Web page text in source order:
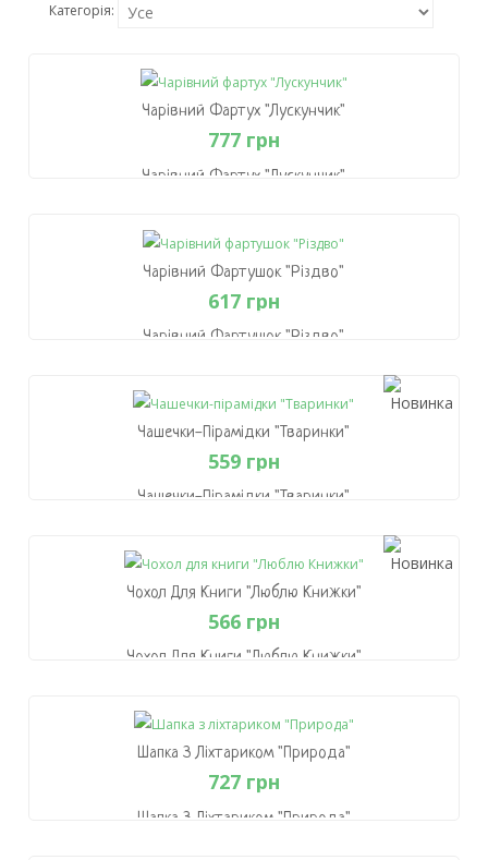
Категорія:
Чарівний Фартух "Лускунчик"
777 грн
Чарівний Фартух "Лускунчик"
В Кошик
Чарівний Фартушок "Різдво"
617 грн
Чарівний Фартушок "Різдво"
В Кошик
Чашечки-Пірамідки "Тваринки"
559 грн
Чашечки-Пірамідки "Тваринки"
В Кошик
Чохол Для Книги "Люблю Книжки"
566 грн
Чохол Для Книги "Люблю Книжки"
В Кошик
Шапка З Ліхтариком "Природа"
727 грн
Шапка З Ліхтариком "Природа"